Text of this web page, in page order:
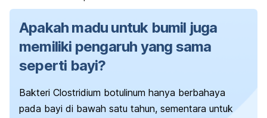
Apakah madu untuk bumil juga
memiliki pengaruh yang sama
seperti bayi?
Bakteri Clostridium botulinum hanya berbahaya
pada bayi di bawah satu tahun, sementara untuk